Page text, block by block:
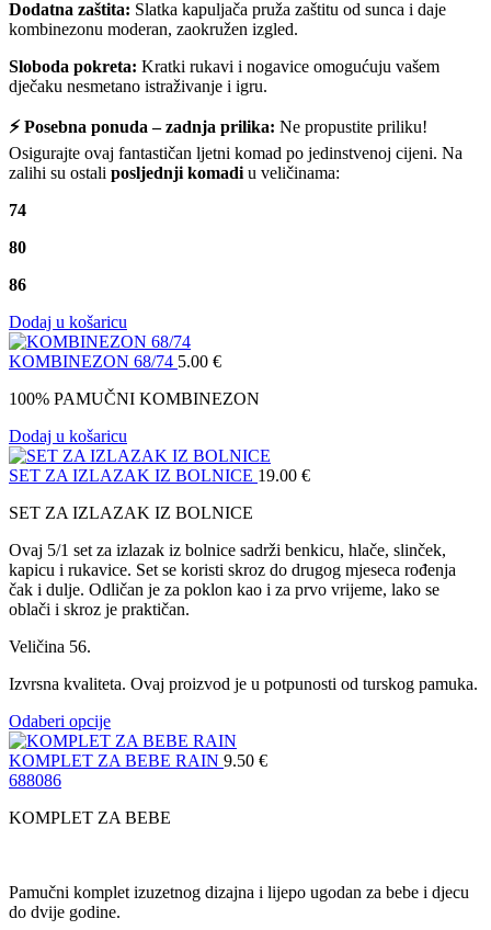
Dodatna zaštita: Slatka kapuljača pruža zaštitu od sunca i daje
kombinezonu moderan, zaokružen izgled.
Sloboda pokreta: Kratki rukavi i nogavice omogućuju vašem
dječaku nesmetano istraživanje i igru.
⚡ Posebna ponuda – zadnja prilika: Ne propustite priliku!
Osigurajte ovaj fantastičan ljetni komad po jedinstvenoj cijeni. Na
zalihi su ostali posljednji komadi u veličinama:
74
80
86
Dodaj u košaricu
KOMBINEZON 68/74 5.00 €
100% PAMUČNI KOMBINEZON
Dodaj u košaricu
SET ZA IZLAZAK IZ BOLNICE 19.00 €
SET ZA IZLAZAK IZ BOLNICE
Ovaj 5/1 set za izlazak iz bolnice sadrži benkicu, hlače, slinček,
kapicu i rukavice. Set se koristi skroz do drugog mjeseca rođenja
čak i dulje. Odličan je za poklon kao i za prvo vrijeme, lako se
oblači i skroz je praktičan.
Veličina 56.
Izvrsna kvaliteta. Ovaj proizvod je u potpunosti od turskog pamuka.
Odaberi opcije
KOMPLET ZA BEBE RAIN 9.50 €
688086
KOMPLET ZA BEBE
Pamučni komplet izuzetnog dizajna i lijepo ugodan za bebe i djecu
do dvije godine.